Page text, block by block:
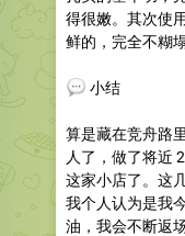
得很嫩。其次使
鲜的，完全不糊
小结
算是藏在竞舟路
人了，做了将近
这家小店了。这
我个人认为是我
油，我会不断返